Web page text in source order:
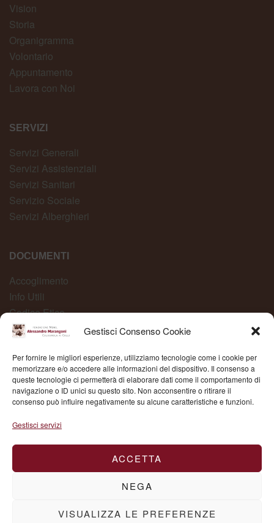
Gestisci Consenso Cookie
Per fornire le migliori esperienze, utilizziamo tecnologie come i cookie per
memorizzare e/o accedere alle informazioni del dispositivo. Il consenso a
queste tecnologie ci permetterà di elaborare dati come il comportamento di
navigazione o ID unici su questo sito. Non acconsentire o ritirare il
consenso può influire negativamente su alcune caratteristiche e funzioni.
Gestisci servizi
ACCETTA
NEGA
VISUALIZZA LE PREFERENZE
Vision
Storia
Organigramma
Volontario
Appuntamento
Lavora con Noi
SERVIZI
Servizi Generali
Servizi Assistenziali
Servizi Sanitari
Servizio Sociale
Servizi Alberghieri
DOCUMENTI
Accoglimento
Info Utili
Codice Etico
Carta dei Servizi
Whistleblowing
Fond. Mons. Alessandro Marangoni © 2025 | P.IVA